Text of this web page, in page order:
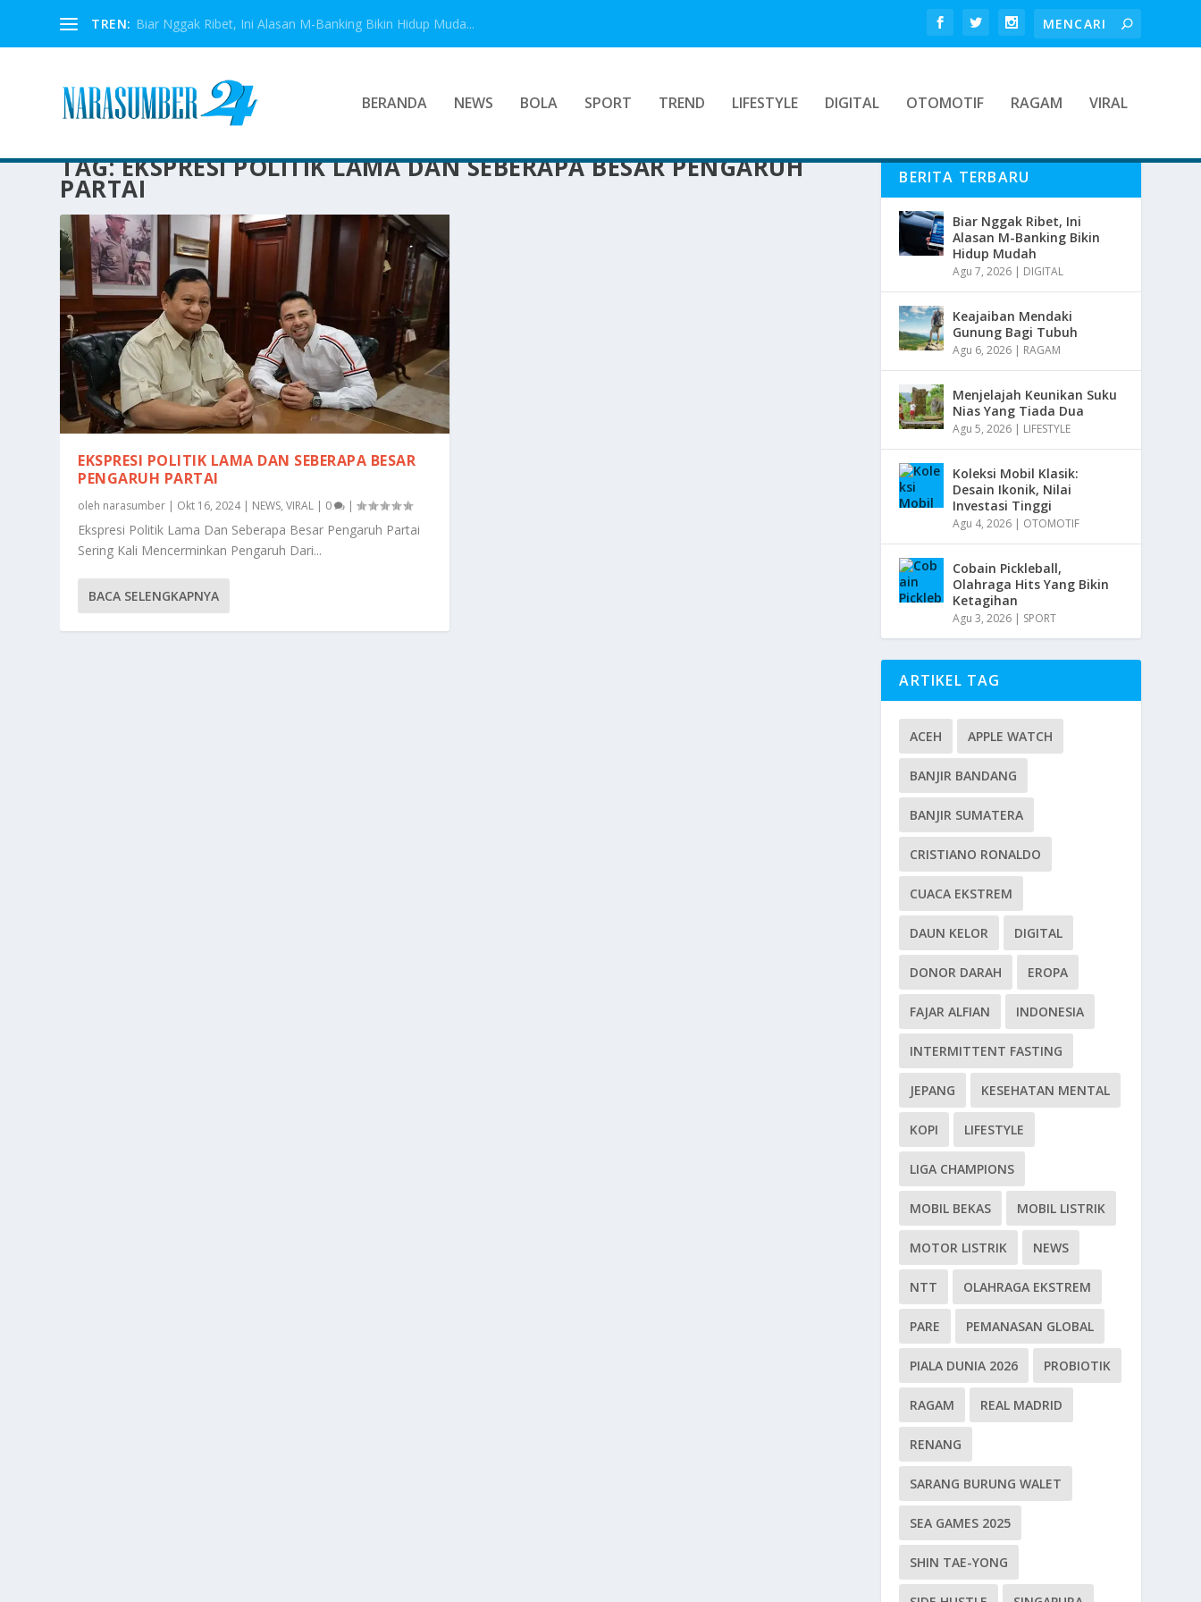
TREN: Biar Nggak Ribet, Ini Alasan M-Banking Bikin Hidup Muda...
BERANDA NEWS BOLA SPORT TREND LIFESTYLE DIGITAL OTOMOTIF RAGAM VIRAL
TAG:EKSPRESI POLITIK LAMA DAN SEBERAPA BESAR PENGARUH
PARTAI
EKSPRESI POLITIK LAMA DAN SEBERAPA BESAR
PENGARUH PARTAI
oleh narasumber | Okt 16, 2024| NEWS,VIRAL | 0 |
Ekspresi Politik Lama Dan Seberapa Besar Pengaruh Partai
Sering Kali Mencerminkan Pengaruh Dari...
BACA SELENGKAPNYA
BERITA TERBARU
Biar Nggak Ribet, Ini
Alasan M-Banking Bikin
Hidup Mudah
Agu 7, 2026 | DIGITAL
Keajaiban Mendaki
Gunung Bagi Tubuh
Agu 6, 2026 | RAGAM
Menjelajah Keunikan Suku
Nias Yang Tiada Dua
Agu 5, 2026 | LIFESTYLE
Koleksi Mobil Klasik:
Desain Ikonik, Nilai
Investasi Tinggi
Agu 4, 2026 | OTOMOTIF
Cobain Pickleball,
Olahraga Hits Yang Bikin
Ketagihan
Agu 3, 2026 | SPORT
ARTIKEL TAG
ACEH APPLE WATCH
BANJIR BANDANG
BANJIR SUMATERA
CRISTIANO RONALDO
CUACA EKSTREM
DAUN KELOR DIGITAL
DONOR DARAH EROPA
FAJAR ALFIAN INDONESIA
INTERMITTENT FASTING
JEPANG KESEHATAN MENTAL
KOPI LIFESTYLE
LIGA CHAMPIONS
MOBIL BEKAS MOBIL LISTRIK
MOTOR LISTRIK NEWS
NTT OLAHRAGA EKSTREM
PARE PEMANASAN GLOBAL
PIALA DUNIA 2026 PROBIOTIK
RAGAM REAL MADRID
RENANG
SARANG BURUNG WALET
SEA GAMES 2025
SHIN TAE-YONG